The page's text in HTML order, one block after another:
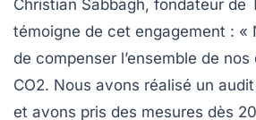
Christian Sabbagh, fondateur de
témoigne de cet engagement : «
de compenser l’ensemble de nos
CO2. Nous avons réalisé un
et avons pris des mesures dès